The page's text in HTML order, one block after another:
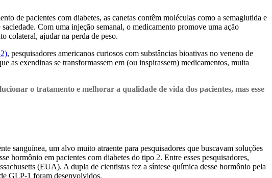
de pacientes com diabetes, as canetas contêm moléculas como a semaglutida e
Com uma injeção semanal, o medicamento promove uma ação
colateral, ajudar na perda de peso.
, pesquisadores americanos curiosos com substâncias bioativas no veneno de
as exendinas se transformassem em (ou inspirassem) medicamentos, muita
o tratamento e melhorar a qualidade de vida dos pacientes, mas esse
sanguínea, um alvo muito atraente para pesquisadores que buscavam soluções
hormônio em pacientes com diabetes do tipo 2. Entre esses pesquisadores,
(EUA). A dupla de cientistas fez a síntese química desse hormônio pela
GLP-1 foram desenvolvidos.